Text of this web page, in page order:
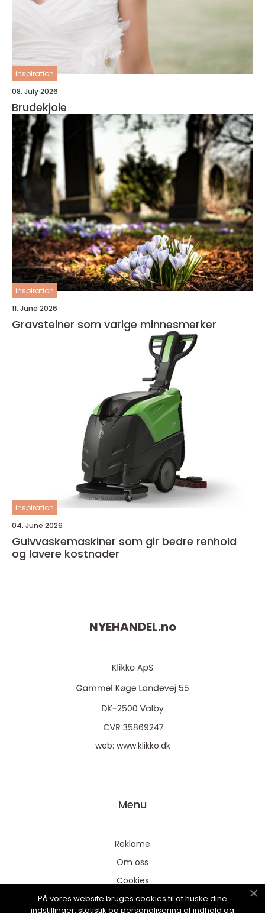
inspiration
08. July 2026
Brudekjole
inspiration
11. June 2026
Gravsteiner som varige minnesmerker
inspiration
04. June 2026
Gulvvaskemaskiner som gir bedre renhold
og lavere kostnader
NYEHANDEL.no
web: www.klikko.dk
Menu
Reklame
Om oss
Cookies
Kontakt Oss
På vores website bruges cookies til at huske dine
indstillinger, statistik og personalisering af indhold og